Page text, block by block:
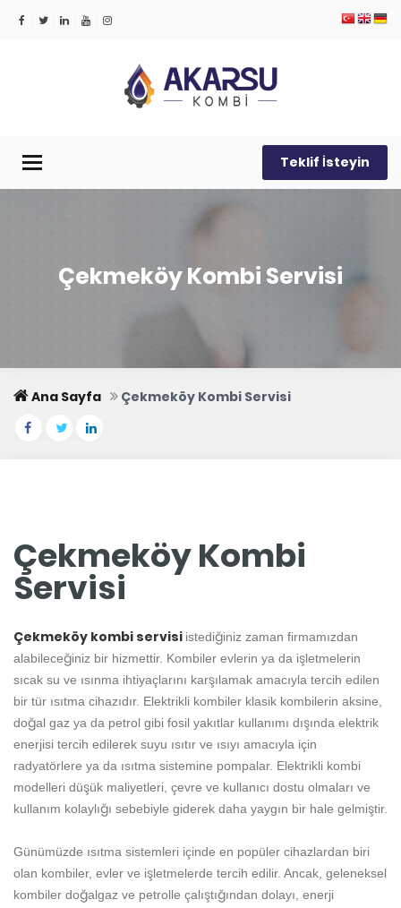
Menü Teklif İsteyin
Çekmeköy Kombi Servisi
Ana Sayfa Çekmeköy Kombi Servisi
Çekmeköy Kombi
Servisi
Çekmeköy kombi servisi istediğiniz zaman firmamızdan
alabileceğiniz bir hizmettir. Kombiler evlerin ya da işletmelerin
sıcak su ve ısınma ihtiyaçlarını karşılamak amacıyla tercih edilen
bir tür ısıtma cihazıdır. Elektrikli kombiler klasik kombilerin aksine,
doğal gaz ya da petrol gibi fosil yakıtlar kullanımı dışında elektrik
enerjisi tercih edilerek suyu ısıtır ve ısıyı amacıyla için
radyatörlere ya da ısıtma sistemine pompalar. Elektrikli kombi
modelleri düşük maliyetleri, çevre ve kullanıcı dostu olmaları ve
kullanım kolaylığı sebebiyle giderek daha yaygın bir hale gelmiştir.
Günümüzde ısıtma sistemleri içinde en popüler cihazlardan biri
olan kombiler, evler ve işletmelerde tercih edilir. Ancak, geleneksel
kombiler doğalgaz ve petrolle çalıştığından dolayı, enerji